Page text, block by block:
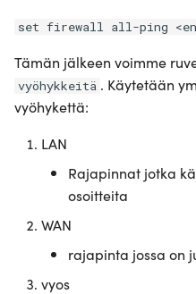
set firewall all-ping
Tämän jälkeen voimme
vyöhykkeitä . Käytetään
vyöhykettä:
LAN
Rajapinnat jotka
osoitteita
WAN
rajapinta jossa on
vyos